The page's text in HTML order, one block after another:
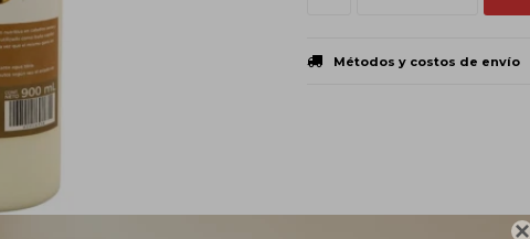

Métodos y costos de envío